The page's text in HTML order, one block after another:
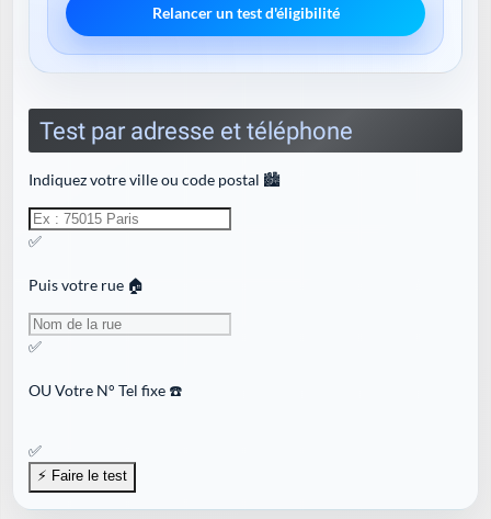
Relancer un test d'éligibilité
Test par adresse et téléphone
Indiquez votre ville ou code postal 🏙️
✅
Puis votre rue 🏠
✅
OUVotre N° Tel fixe ☎️
✅